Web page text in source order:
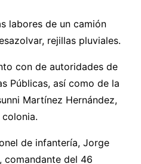
labores de un camión
rejillas pluviales.
con de autoridades de
Públicas, así como de la
Martínez Hernández,
de infantería, Jorge
comandante del 46